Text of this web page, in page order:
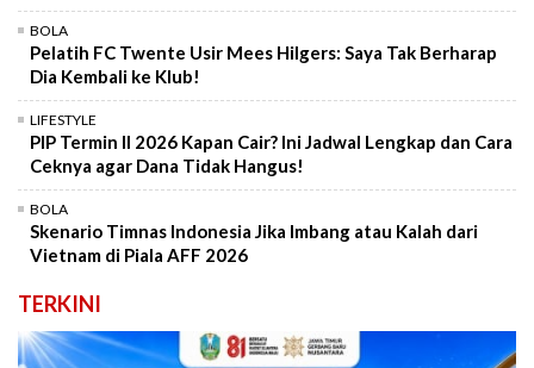
BOLA
Pelatih FC Twente Usir Mees Hilgers: Saya Tak Berharap
Dia Kembali ke Klub!
LIFESTYLE
PIP Termin II 2026 Kapan Cair? Ini Jadwal Lengkap dan Cara
Ceknya agar Dana Tidak Hangus!
BOLA
Skenario Timnas Indonesia Jika Imbang atau Kalah dari
Vietnam di Piala AFF 2026
TERKINI